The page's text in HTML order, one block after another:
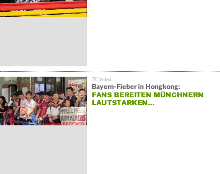
Bayern-Fieber in Hongkong:
FANS BEREITEN MÜNCHNERN
LAUTSTARKEN…